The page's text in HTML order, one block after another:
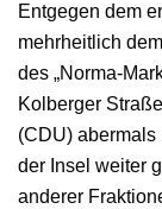
Entgegen dem
mehrheitlich
des „Norma-
Kolberger
(CDU)
der Insel weiter
anderer